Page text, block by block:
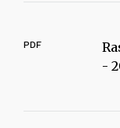
PDF
-